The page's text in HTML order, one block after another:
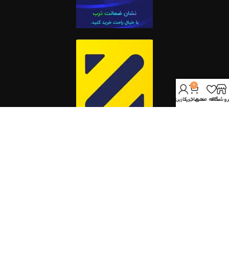
علاقه مندی
0
سبد خرید
حساب کاربری من